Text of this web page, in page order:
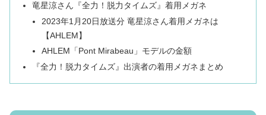
竜星涼さん『全力！脱力タイムズ』着用メガネ
2023年1月20日放送分 竜星涼さん着用メガネは
【AHLEM】
AHLEM「Pont Mirabeau」モデルの金額
『全力！脱力タイムズ』出演者の着用メガネまとめ